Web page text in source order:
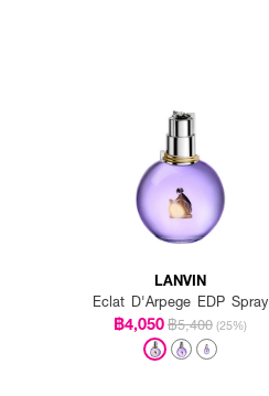
LANVIN
Eclat D'Arpege EDP Spray
฿4,050฿5,400 (25%)